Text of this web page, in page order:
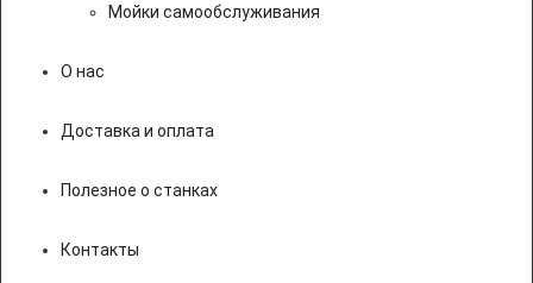
Мойки самообслуживания
О нас
Доставка и оплата
Полезное о станках
Контакты